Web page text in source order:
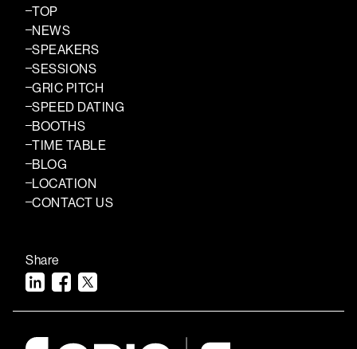
TOP
NEWS
SPEAKERS
SESSIONS
GRIC PITCH
SPEED DATING
BOOTHS
TIME TABLE
BLOG
LOCATION
CONTACT US
Share